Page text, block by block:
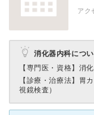
アク
消化器内科につ
【専門医・資格】 消
【診療・治療法】 胃
視鏡検査）